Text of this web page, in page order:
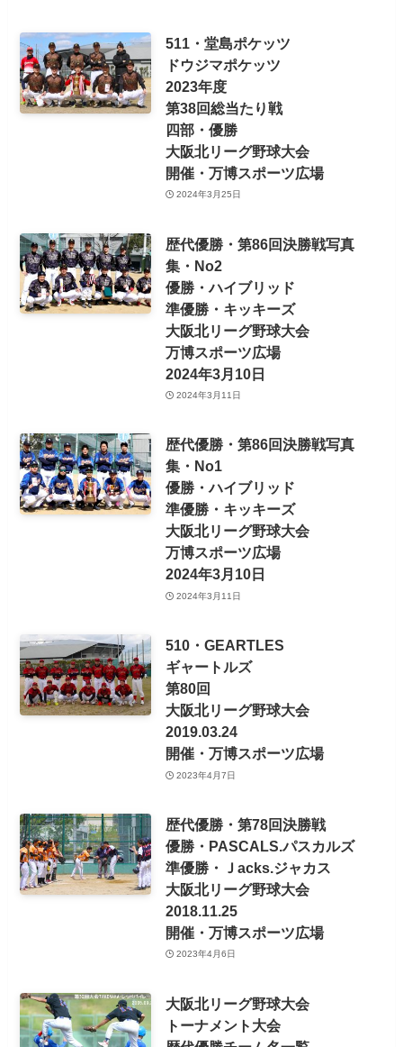
511・堂島ポケッツ
ドウジマポケッツ
2023年度
第38回総当たり戦
四部・優勝
大阪北リーグ野球大会
開催・万博スポーツ広場
2024年3月25日
歴代優勝・第86回決勝戦写真
集・No2
優勝・ハイブリッド
準優勝・キッキーズ
大阪北リーグ野球大会
万博スポーツ広場
2024年3月10日
2024年3月11日
歴代優勝・第86回決勝戦写真
集・No1
優勝・ハイブリッド
準優勝・キッキーズ
大阪北リーグ野球大会
万博スポーツ広場
2024年3月10日
2024年3月11日
510・GEARTLES
ギャートルズ
第80回
大阪北リーグ野球大会
2019.03.24
開催・万博スポーツ広場
2023年4月7日
歴代優勝・第78回決勝戦
優勝・PASCALS.パスカルズ
準優勝・Ｊacks.ジャカス
大阪北リーグ野球大会
2018.11.25
開催・万博スポーツ広場
2023年4月6日
大阪北リーグ野球大会
トーナメント大会